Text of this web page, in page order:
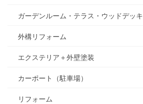
ガーデンルーム・テラス・ウッドデッキ
外構リフォーム
エクステリア＋外壁塗装
カーポート（駐車場）
リフォーム